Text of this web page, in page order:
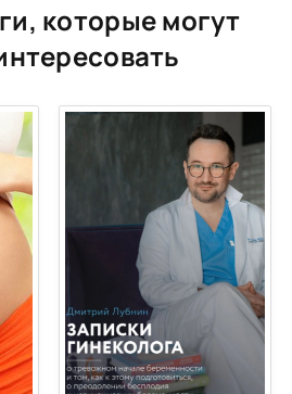
которые могут